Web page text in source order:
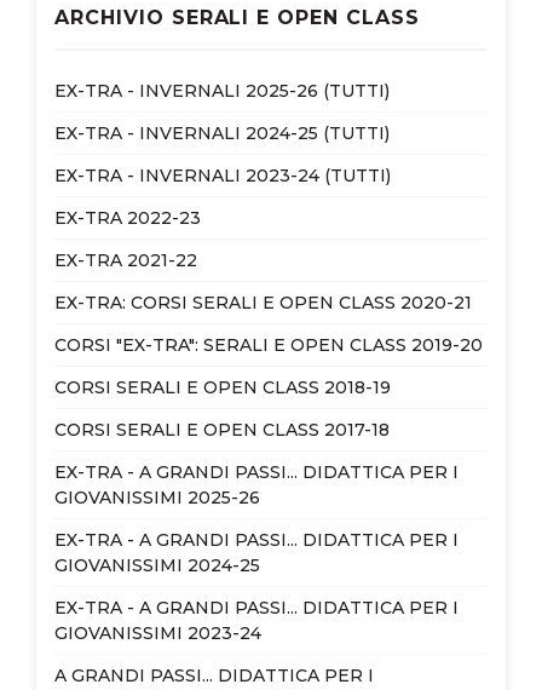
ARCHIVIO SERALI E OPEN CLASS
EX-TRA - INVERNALI 2025-26 (TUTTI)
EX-TRA - INVERNALI 2024-25 (TUTTI)
EX-TRA - INVERNALI 2023-24 (TUTTI)
EX-TRA 2022-23
EX-TRA 2021-22
EX-TRA: CORSI SERALI E OPEN CLASS 2020-21
CORSI "EX-TRA": SERALI E OPEN CLASS 2019-20
CORSI SERALI E OPEN CLASS 2018-19
CORSI SERALI E OPEN CLASS 2017-18
EX-TRA - A GRANDI PASSI... DIDATTICA PER I
GIOVANISSIMI 2025-26
EX-TRA - A GRANDI PASSI... DIDATTICA PER I
GIOVANISSIMI 2024-25
EX-TRA - A GRANDI PASSI... DIDATTICA PER I
GIOVANISSIMI 2023-24
A GRANDI PASSI... DIDATTICA PER I